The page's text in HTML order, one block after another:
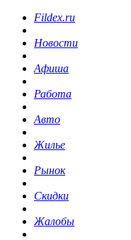
Fildex.ru
Новости
Афиша
Работа
Авто
Жилье
Рынок
Скидки
Жалобы